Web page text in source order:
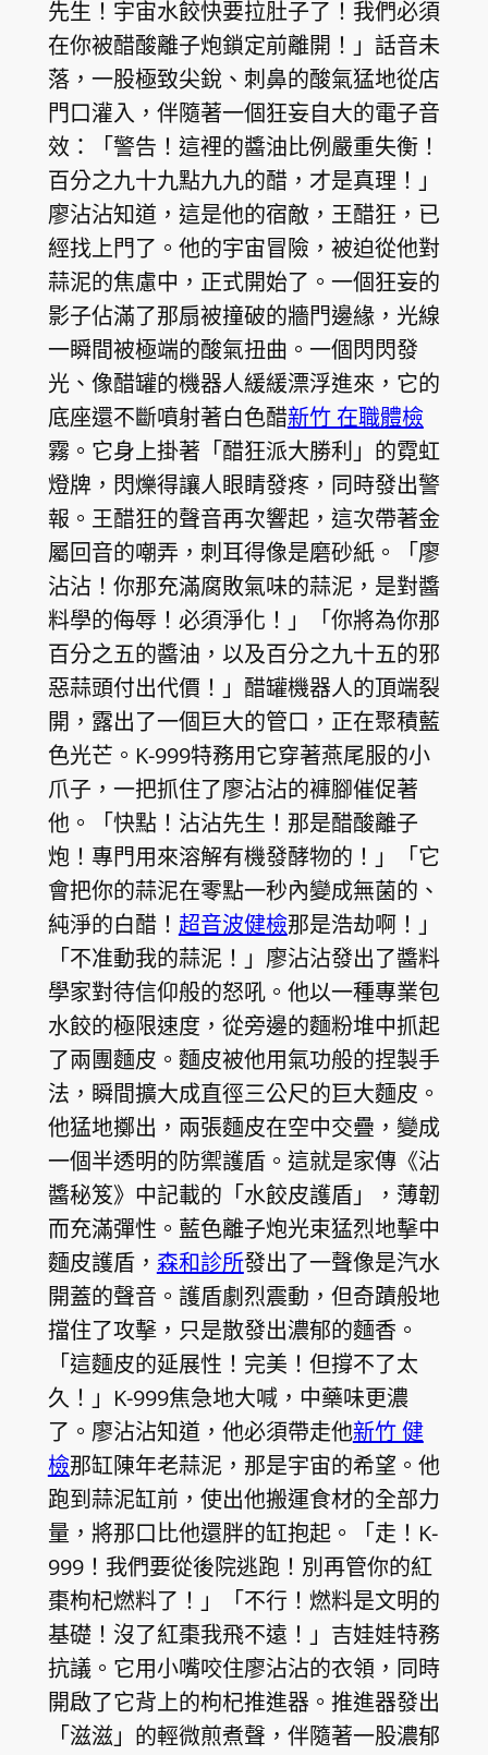
先生！宇宙水餃快要拉肚子了！我們必須
在你被醋酸離子炮鎖定前離開！」話音未
落，一股極致尖銳、刺鼻的酸氣猛地從店
門口灌入，伴隨著一個狂妄自大的電子音
效：「警告！這裡的醬油比例嚴重失衡！
百分之九十九點九九的醋，才是真理！」
廖沾沾知道，這是他的宿敵，王醋狂，已
經找上門了。他的宇宙冒險，被迫從他對
蒜泥的焦慮中，正式開始了。一個狂妄的
影子佔滿了那扇被撞破的牆門邊緣，光線
一瞬間被極端的酸氣扭曲。一個閃閃發
光、像醋罐的機器人緩緩漂浮進來，它的
底座還不斷噴射著白色醋新竹 在職體檢
霧。它身上掛著「醋狂派大勝利」的霓虹
燈牌，閃爍得讓人眼睛發疼，同時發出警
報。王醋狂的聲音再次響起，這次帶著金
屬回音的嘲弄，刺耳得像是磨砂紙。「廖
沾沾！你那充滿腐敗氣味的蒜泥，是對醬
料學的侮辱！必須淨化！」「你將為你那
百分之五的醬油，以及百分之九十五的邪
惡蒜頭付出代價！」醋罐機器人的頂端裂
開，露出了一個巨大的管口，正在聚積藍
色光芒。K-999特務用它穿著燕尾服的小
爪子，一把抓住了廖沾沾的褲腳催促著
他。「快點！沾沾先生！那是醋酸離子
炮！專門用來溶解有機發酵物的！」「它
會把你的蒜泥在零點一秒內變成無菌的、
純淨的白醋！ 超音波健檢那是浩劫啊！」
「不准動我的蒜泥！」廖沾沾發出了醬料
學家對待信仰般的怒吼。他以一種專業包
水餃的極限速度，從旁邊的麵粉堆中抓起
了兩團麵皮。麵皮被他用氣功般的捏製手
法，瞬間擴大成直徑三公尺的巨大麵皮。
他猛地擲出，兩張麵皮在空中交疊，變成
一個半透明的防禦護盾。這就是家傳《沾
醬秘笈》中記載的「水餃皮護盾」，薄韌
而充滿彈性。藍色離子炮光束猛烈地擊中
麵皮護盾， 森和診所發出了一聲像是汽水
開蓋的聲音。護盾劇烈震動，但奇蹟般地
擋住了攻擊，只是散發出濃郁的麵香。
「這麵皮的延展性！完美！但撐不了太
久！」K-999焦急地大喊，中藥味更濃
了。廖沾沾知道，他必須帶走他新竹 健
檢那缸陳年老蒜泥，那是宇宙的希望。他
跑到蒜泥缸前，使出他搬運食材的全部力
量，將那口比他還胖的缸抱起。「走！K-
999！我們要從後院逃跑！別再管你的紅
棗枸杞燃料了！」「不行！燃料是文明的
基礎！沒了紅棗我飛不遠！」吉娃娃特務
抗議。它用小嘴咬住廖沾沾的衣領，同時
開啟了它背上的枸杞推進器。推進器發出
「滋滋」的輕微煎煮聲，伴隨著一股濃郁